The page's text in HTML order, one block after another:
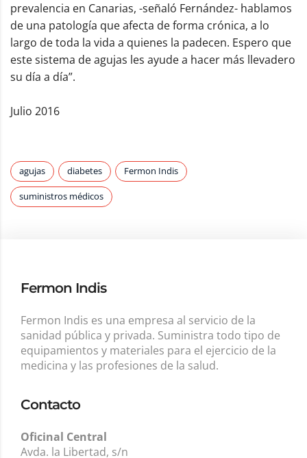
prevalencia en Canarias, -señaló Fernández- hablamos
de una patología que afecta de forma crónica, a lo
largo de toda la vida a quienes la padecen. Espero que
este sistema de agujas les ayude a hacer más llevadero
su día a día”.
Julio 2016
agujas diabetes Fermon Indis
suministros médicos
Fermon Indis
Fermon Indis es una empresa al servicio de la
sanidad pública y privada. Suministra todo tipo de
equipamientos y materiales para el ejercicio de la
medicina y las profesiones de la salud.
Contacto
Oficinal Central
Avda. la Libertad, s/n